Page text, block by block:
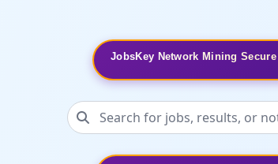
JobsKey Network Mining